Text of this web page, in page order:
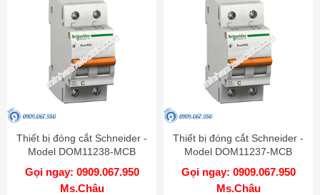
Thiết bị đóng cắt Schneider -
Model DOM11238-MCB
Gọi ngay: 0909.067.950
Ms.Châu
Thiết bị đóng cắt Schneider -
Model DOM11237-MCB
Gọi ngay: 0909.067.950
Ms.Châu